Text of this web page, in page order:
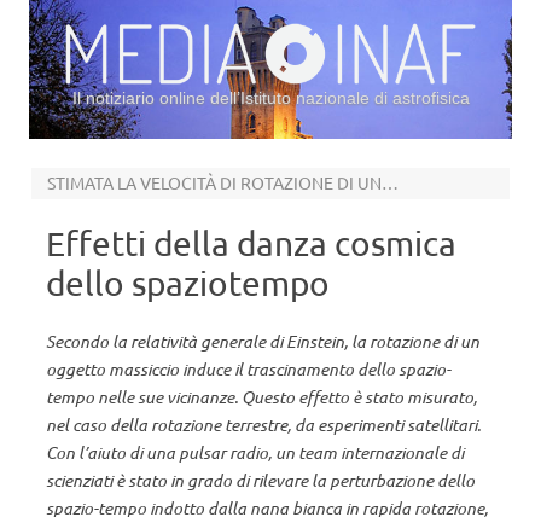
Il notiziario online dell’Istituto nazionale di astrofisica
STIMATA LA VELOCITÀ DI ROTAZIONE DI UNA NANA BIANCA
Effetti della danza cosmica
dello spaziotempo
Secondo la relatività generale di Einstein, la rotazione di un
oggetto massiccio induce il trascinamento dello spazio-
tempo nelle sue vicinanze. Questo effetto è stato misurato,
nel caso della rotazione terrestre, da esperimenti satellitari.
Con l’aiuto di una pulsar radio, un team internazionale di
scienziati è stato in grado di rilevare la perturbazione dello
spazio-tempo indotto dalla nana bianca in rapida rotazione,